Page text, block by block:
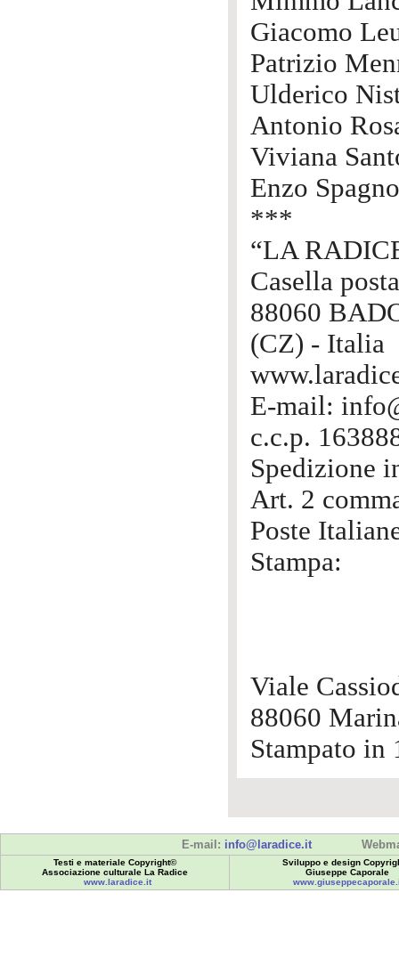
Giacomo
Patrizio
Ulderico
Antonio
Viviana
Enzo
***
“LA
Casella
88060
(CZ) - Italia
E-mail:
c.c.p.
Spedizione
Art. 2
Poste
Stampa:
Viale
88060
Stampato in
E-mail: info@laradice.it
Testi e materiale Copyright©
Associazione culturale La Radice
www.laradice.it
Sviluppo e design
Giuseppe Caporale